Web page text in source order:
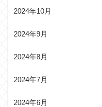
2024年10月
2024年9月
2024年8月
2024年7月
2024年6月